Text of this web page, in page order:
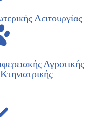
Λειτουργίας
Αγροτικής